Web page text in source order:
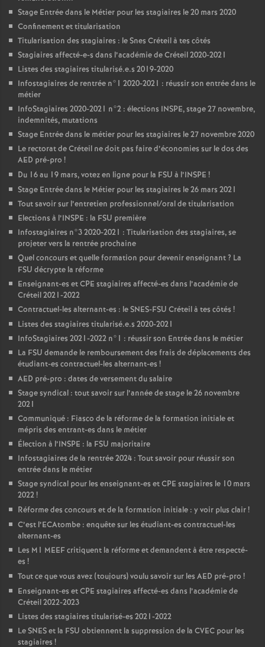
Stage Entrée dans le Métier pour les stagiaires le 20 mars 2020
Confinement et titularisation
Titularisation des stagiaires : le Snes Créteil à tes côtés
Stagiaires affecté-e-s dans l’académie de Créteil 2020-2021
Listes des stagiaires titularisé.e.s 2019-2020
Infostagiaires de rentrée n°1 2020-2021 : réussir son entrée dans le
métier
InfoStagiaires 2020-2021 n°2 : élections INSPE, stage 27 novembre,
indemnités, mutations
Stage Entrée dans le métier pour les stagiaires le 27 novembre 2020
Le rectorat de Créteil ne doit pas faire d’économies sur le dos des
AED pré-pro !
Du 16 au 19 mars, votez en ligne pour la FSU à l’INSPE !
Stage Entrée dans le Métier pour les stagiaires le 26 mars 2021
Tout savoir sur l’entretien professionnel/oral de titularisation
Elections à l’INSPE : la FSU première
Infostagiaires n°3 2020-2021 : Titularisation des stagiaires, se
projeter vers la rentrée prochaine
Quel concours et quelle formation pour devenir enseignant? La
FSU décrypte la réforme
Enseignant-es etCPE stagiaires affecté-es dans l’académie de
Créteil 2021-2022
Contractuel-les alternant-es : leSNES-FSU Créteil à tes côtés !
Listes des stagiaires titularisé.e.s 2020-2021
InfoStagiaires 2021-2022 n°1 : réussir son Entrée dans le métier
La FSU demande le remboursement des frais de déplacements des
étudiant-es contractuel-les alternant-es !
AED pré-pro : dates de versement du salaire
Stage syndical : tout savoir sur l’année de stage le 26 novembre
2021
Communiqué : Fiasco de la réforme de la formation initiale et
mépris des entrant-es dans le métier
Élection à l’INSPE : la FSU majoritaire
Infostagiaires de la rentrée 2024 : Tout savoir pour réussir son
entrée dans le métier
Stage syndical pour les enseignant-es etCPE stagiaires le 10 mars
2022!
Réforme des concours et de la formation initiale : y voir plus clair!
C’est l’ECAtombe : enquête sur les étudiant-es contractuel-les
alternant-es
Les M1 MEEFcritiquent la réforme et demandent à être respecté-
es !
Tout ce que vous avez (toujours) voulu savoir sur les AED pré-pro !
Enseignant-es etCPE stagiaires affecté-es dans l’académie de
Créteil 2022-2023
Listes des stagiaires titularisé-es 2021-2022
LeSNESet la FSU obtiennent la suppression de la CVEC pour les
stagiaires !